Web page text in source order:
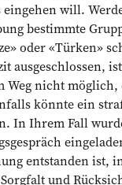
will.
bestimmte
oder «Türken»
ausgeschlossen,
nicht möglich,
könnte ein
In ­Ihrem Fall
entstanden ist,
und